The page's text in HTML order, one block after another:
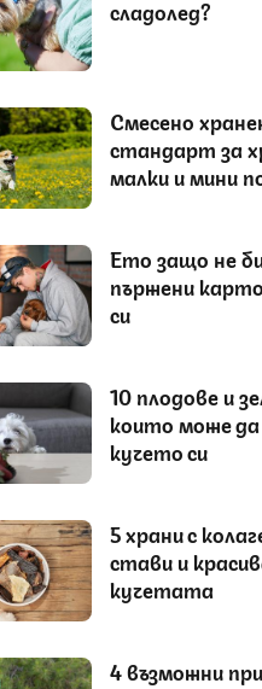
сладолед?
Смесено
стандарт за
малки и мини
Ето защо не
пържени
си
10 плодове и
които може
кучето си
5 храни с
стави и
кучетата
4 възможни